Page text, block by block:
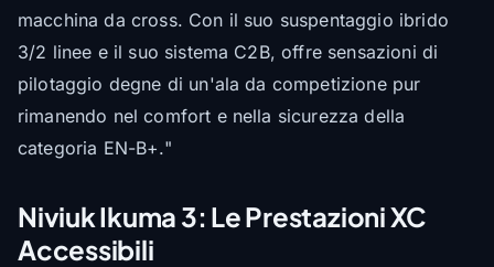
macchina da cross. Con il suo suspentaggio ibrido
3/2 linee e il suo sistema C2B, offre sensazioni di
pilotaggio degne di un'ala da competizione pur
rimanendo nel comfort e nella sicurezza della
categoria EN-B+."
Niviuk Ikuma 3: Le Prestazioni XC
Accessibili